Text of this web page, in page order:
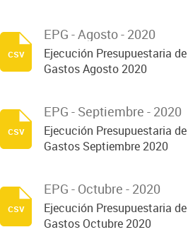
EPG - Agosto - 2020
Ejecución Presupuestaria de
Gastos Agosto 2020
csv
EPG - Septiembre - 2020
Ejecución Presupuestaria de
Gastos Septiembre 2020
csv
EPG - Octubre - 2020
Ejecución Presupuestaria de
Gastos Octubre 2020
csv